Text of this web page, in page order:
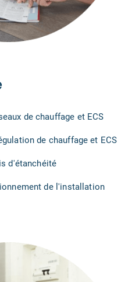
de chauffage et ECS
de chauffage et ECS
d'étanchéité
de l'installation